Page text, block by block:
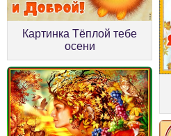
Картинка Тёплой тебе
осени